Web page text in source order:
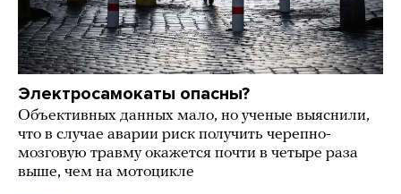
Электросамокаты опасны?
Объективных данных мало, но ученые выяснили,
что в случае аварии риск получить черепно-
мозговую травму окажется почти в четыре раза
выше, чем на мотоцикле